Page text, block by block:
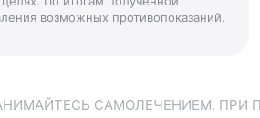
возможных противопоказаний.
САМОЛЕЧЕНИЕМ. ПРИ